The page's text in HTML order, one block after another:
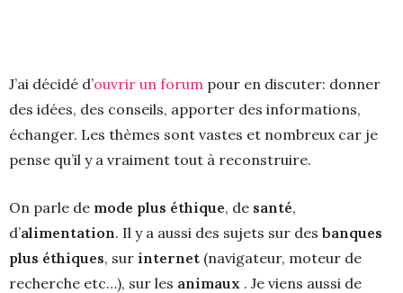
J’ai décidé d’ouvrir un forum pour en discuter: donner
des idées, des conseils, apporter des informations,
échanger. Les thèmes sont vastes et nombreux car je
pense qu’il y a vraiment tout à reconstruire.
On parle de mode plus éthique, de santé,
d’alimentation. Il y a aussi des sujets sur des banques
plus éthiques, sur internet (navigateur, moteur de
recherche etc…), sur les animaux . Je viens aussi de